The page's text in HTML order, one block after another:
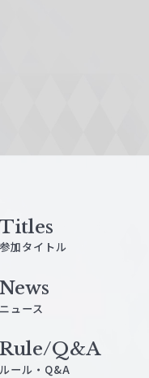
Titles
参加タイトル
News
ニュース
Rule/Q&A
ルール・Q&A